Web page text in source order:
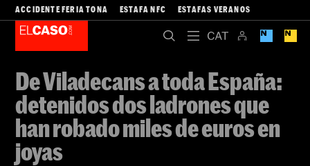
ACCIDENTE FERIA TONA ESTAFA NFC ESTAFAS VERANOS
De Viladecans a toda España:
detenidos dos ladrones que
han robado miles de euros en
joyas